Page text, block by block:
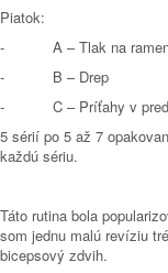
Piatok:
- A – Tlak na
- B – Drep
- C – Príťahy v
5 sérií po 5 až 7
každú sériu.
Táto rutina bola
som jednu malú revíziu
bicepsový zdvih.